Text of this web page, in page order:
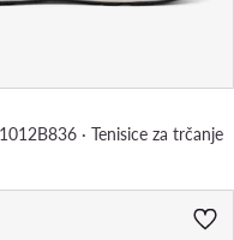
· Tenisice za trčanje